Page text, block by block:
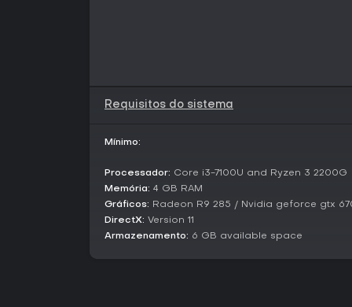
Requisitos do sistema
Mínimo:
Processador: Core i3-7100U and Ryzen 3 2200G
Memória: 4 GB RAM
Gráficos: Radeon R9 285 / Nvidia geforce gtx
DirectX: Version 11
Armazenamento: 6 GB available space